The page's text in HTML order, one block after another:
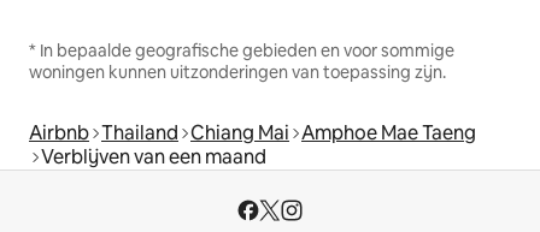
* In bepaalde geografische gebieden en voor sommige
woningen kunnen uitzonderingen van toepassing zijn.
Airbnb Thailand Chiang Mai Amphoe Mae Taeng
Verblijven van een maand